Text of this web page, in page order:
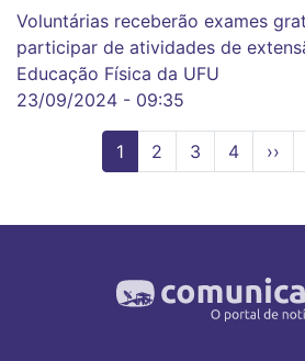
Voluntárias receberão exames
participar de atividades de
Educação Física da UFU
23/09/2024 - 09:35
Página
atual
1 Page
2 Page
3 Page
4 ››